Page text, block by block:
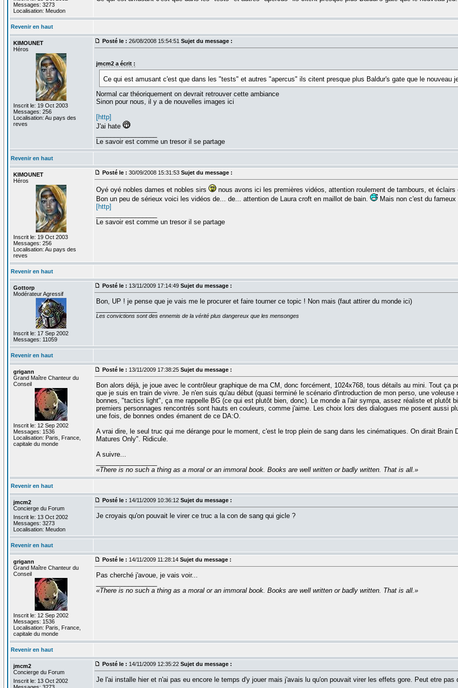
Messages: 3273
Localisation: Meudon
Revenir en haut
KIMOUNET
Héros
Inscrit le: 19 Oct 2003
Messages: 256
Localisation: Au pays des
reves
Posté le : 26/08/2008 15:54:51 Sujet du message :
jmcm2 a écrit :
Ce qui est amusant c'est que dans les "tests" et autres "apercus" ils citent presque plus Baldur's gate que le nouveau
Normal car théoriquement on devrait retrouver cette ambiance
Sinon pour nous, il y a de nouvelles images ici
[http]
J'ai hate
Le savoir est comme un tresor il se partage
Revenir en haut
KIMOUNET
Héros
Inscrit le: 19 Oct 2003
Messages: 256
Localisation: Au pays des
reves
Posté le : 30/09/2008 15:31:53 Sujet du message :
Oyé oyé nobles dames et nobles sirs
nous avons ici les premières vidéos, attention roulement de tambours, et
Bon un peu de sérieux voici les vidéos de... de... attention de Laura croft en maillot de bain.
Mais non c'est du fameux
[http]
Le savoir est comme un tresor il se partage
Revenir en haut
Gottorp
Modérateur Agressif
Inscrit le: 17 Sep 2002
Messages: 11059
Posté le : 13/11/2009 17:14:49 Sujet du message :
Bon, UP ! je pense que je vais me le procurer et faire tourner ce topic ! Non mais (faut attirer du monde ici)
Les convictions sont des ennemis de la vérité plus dangereux que les mensonges
Revenir en haut
grigann
Grand Maître Chanteur du
Conseil
Inscrit le: 12 Sep 2002
Messages: 1536
Localisation: Paris, France,
capitale du monde
Posté le : 13/11/2009 17:38:25 Sujet du message :
Bon alors déjà, je joue avec le contrôleur graphique de ma CM, donc forcément, 1024x768, tous détails au mini. Tout ça
que je suis en train de vivre. Je n'en suis qu'au début (quasi terminé le scénario d'introduction de mon perso, une
bonnes, "tactics light", ça me rappelle BG (ce qui est plutôt bien, donc). Le monde a l'air sympa, assez réaliste et plutôt
premiers personnages rencontrés sont hauts en couleurs, comme j'aime. Les choix lors des dialogues me posent aussi
une fois, de bonnes ondes émanent de ce DA:O.
A vrai dire, le seul truc qui me dérange pour le moment, c'est le trop plein de sang dans les cinématiques. On dirait
Matures Only". Ridicule.
A suivre...
«There is no such a thing as a moral or an immoral book. Books are well written or badly written. That is all.»
Revenir en haut
jmcm2
Concierge du Forum
Inscrit le: 13 Oct 2002
Messages: 3273
Localisation: Meudon
Posté le : 14/11/2009 10:36:12 Sujet du message :
Je croyais qu'on pouvait le virer ce truc a la con de sang qui gicle ?
Revenir en haut
grigann
Grand Maître Chanteur du
Conseil
Inscrit le: 12 Sep 2002
Messages: 1536
Localisation: Paris, France,
capitale du monde
Posté le : 14/11/2009 11:28:14 Sujet du message :
Pas cherché j'avoue, je vais voir...
«There is no such a thing as a moral or an immoral book. Books are well written or badly written. That is all.»
Revenir en haut
jmcm2
Concierge du Forum
Inscrit le: 13 Oct 2002
Posté le : 14/11/2009 12:35:22 Sujet du message :
Je l'ai installe hier et n'ai pas eu encore le temps d'y jouer mais j'avais lu qu'on pouvait virer les effets gore. Peut etre pas